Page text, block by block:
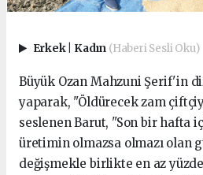
Erkek Kadın (Haberi Sesli Oku)
Büyük Ozan Mahzuni Şerif'in
yaparak, "Öldürecek zam
seslenen Barut, "Son bir hafta
üretimin olmazsa olmazı olan
değişmekle birlikte en az